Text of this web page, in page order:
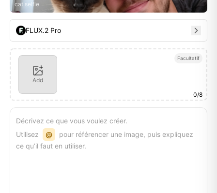
cat selfie
FLUX.2 Pro
Facultatif
Add
0/8
Décrivez ce que vous voulez créer.
Utilisez
@
pour référencer une image, puis expliquez
ce qu’il faut en utiliser.